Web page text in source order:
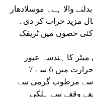
والا ہے۔ موسلادھار
مزید خراب کر دی۔
کئی حصوں میں ٹریفک
جمعہ کو بارش نے 100 ملی میٹر کا ہندسہ عبور
کیا۔ دہلی میں زیادہ سے زیادہ درجہ حرارت میں 6 سے 7
مرطوب گرمی سے
وقفے سے ہلکی